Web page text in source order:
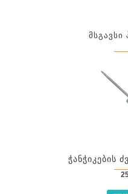
Მსგავსი
Ჭანჭიკების